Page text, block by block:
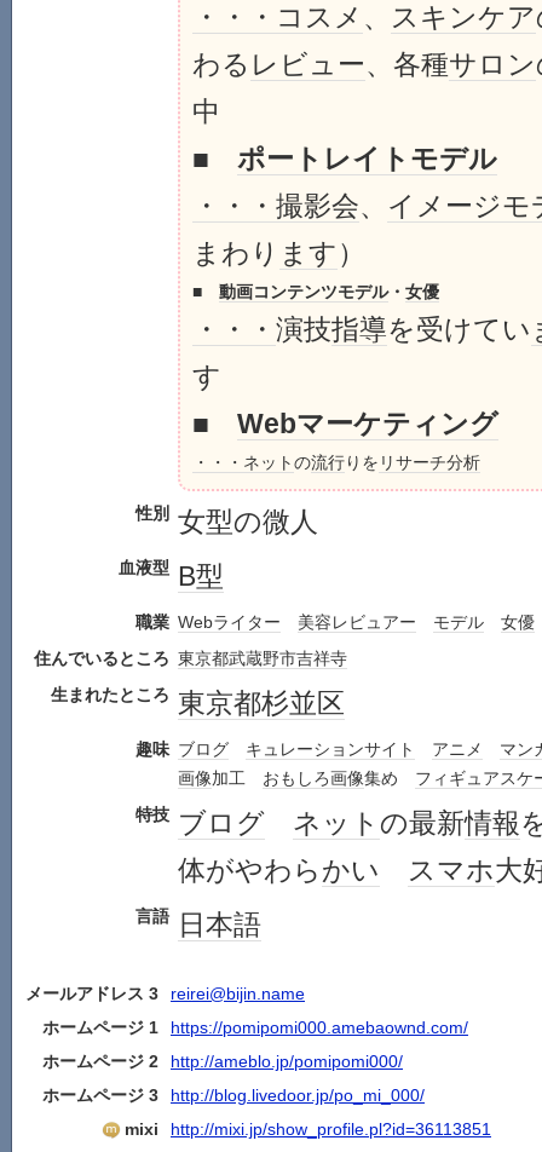
・・・ コスメ 、 スキンケア
わる レビュー、各種サロン
中
■ ポートレイト モデル
・・・ 撮影会、 イメージモ
まわり ます）
■ 動画コンテンツモデル・ 女優
・・・ 演技指導を受けてい
す
■ Webマーケティング
・・・ ネットの流行りを リサーチ分析
性別 女型の微人
血液型 B型
職業 Webライター 美容レビュアー モデル
女優
住んでいるところ 東京都武蔵野市吉祥寺
生まれたところ 東京都杉並区
趣味 ブログ キュレーションサイト アニメ
マン
画像加工 おもしろ画像集め フィギュアスケ
特技 ブログ ネット の最新情報
体がやわらかい スマホ大
言語 日本語
メールアドレス 3
reirei@bijin.name
ホームページ 1
https://pomipomi000.amebaownd.com/
ホームページ 2
http://ameblo.jp/pomipomi000/
ホームページ 3
http://blog.livedoor.jp/po_mi_000/
mixi
http://mixi.jp/show_profile.pl?id=36113851